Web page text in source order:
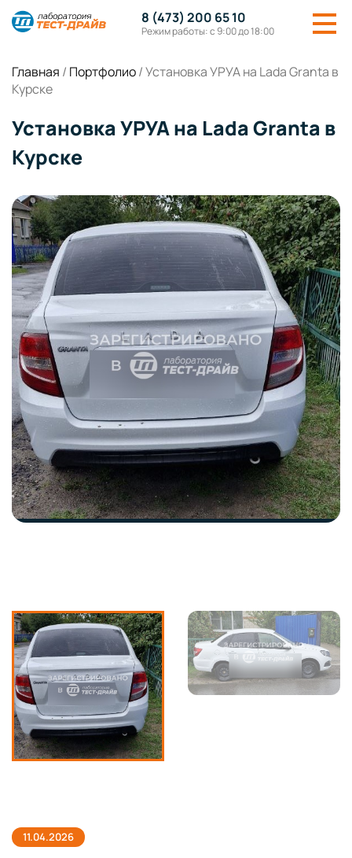
8 (473) 200 65 10
Режим работы: с 9:00 до 18:00
Главная / Портфолио/Установка УРУА на Lada Granta в
Курске
Установка УРУА на Lada Granta в
Курске
11.04.2026